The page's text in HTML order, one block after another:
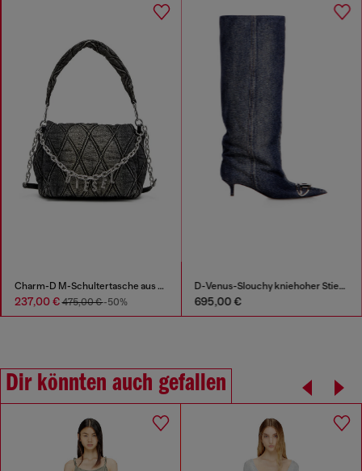
Charm-D M-Schultertasche aus Steppdenim
237,00 €475,00 €-50%
D-Venus-Slouchy kniehoher Stiefel in Denim
695,00 €
Dir könnten auch gefallen